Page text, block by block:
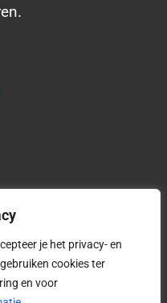
je het privacy- en
cookies ter
en voor
|Privacy en cookies